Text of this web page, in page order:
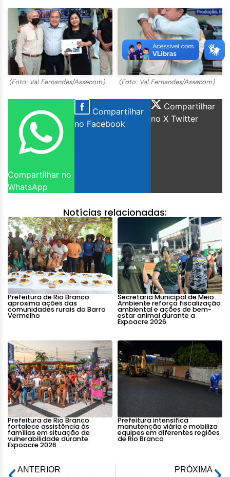
(Foto: Val Fernandes/Assecom) (Foto: Val Fernandes/Assecom)
Compartilhar no
WhatsApp
Compartilhar
no Facebook
Compartilhar
no X Twitter
Notícias relacionadas:
Prefeitura de Rio Branco
aproxima ações das
comunidades rurais do Barro
Vermelho
Secretaria Municipal de Meio
Ambiente reforça fiscalização
ambiental e ações de bem-
estar animal durante a
Expoacre 2026
Prefeitura de Rio Branco
fortalece assistência às
famílias em situação de
vulnerabilidade durante
Expoacre 2026
Prefeitura intensifica
manutenção viária e mobiliza
equipes em diferentes regiões
de Rio Branco
ANTERIOR
PRÓXIMA